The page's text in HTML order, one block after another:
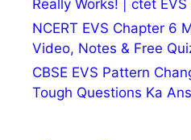
Really Works! | ctet EVS
NCERT EVS Chapter 6
Video, Notes & Free
CBSE EVS Pattern
Tough Questions Ka